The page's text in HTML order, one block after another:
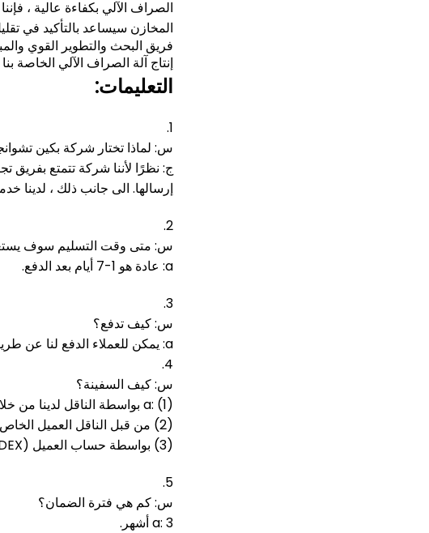
الصراف الآلي بكفاءة عالية ،
المخازن سيساعد بالتأكيد في
فريق البحث والتطوير القوي
إنتاج آلة الصراف الآلي الخاصة
التعليمات:
1.
س: لماذا تختار شركة بكين
ج: نظرًا لأننا شركة تتمتع بفريق
إرسالها. الى جانب ذلك ، لدينا
2.
س: متى وقت التسليم سوف
a: عادة هو 1-7 أيام بعد الدفع.
3.
س: كيف تدفع؟
a: يمكن للعملاء الدفع لنا عن طريق تحويل الأموال إلى حسابنا المصرفي الشركة (t / t) ، ويسترن يونيون ، خدمة الضمان ، alipay ، paypal.
4.
س: كيف السفينة؟
a: (1) بواسطة الناقل لدينا من خلال dhl / tnt / فيديكس / ups / ems
(2) من قبل الناقل العميل الخاص
(3) بواسطة حساب العميل (DHL / TNT / FEDEX)
5.
س: كم هي فترة الضمان؟
a: 3 أشهر.